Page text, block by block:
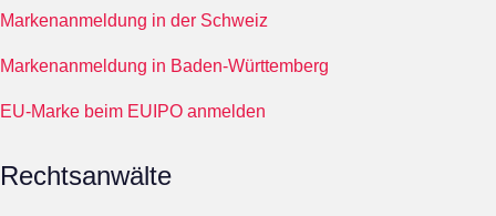
Markenanmeldung in der Schweiz
Markenanmeldung in Baden-Württemberg
EU-Marke beim EUIPO anmelden
Rechtsanwälte